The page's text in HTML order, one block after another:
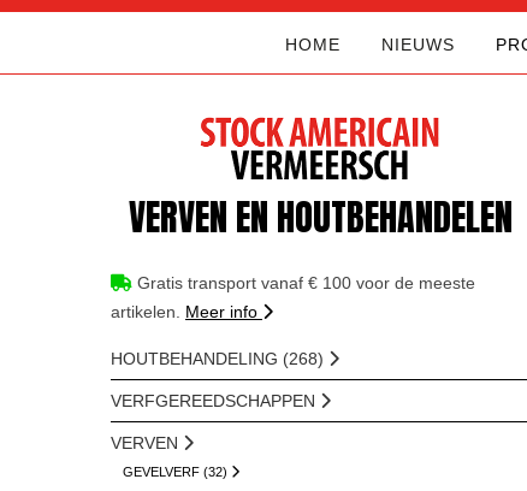
HOME NIEUWS
VERVEN EN HOUTBEHANDELEN
Gratis transport vanaf € 100 voor de meeste
artikelen. Meer info
HOUTBEHANDELING (268)
VERFGEREEDSCHAPPEN
VERVEN
GEVELVERF (32)